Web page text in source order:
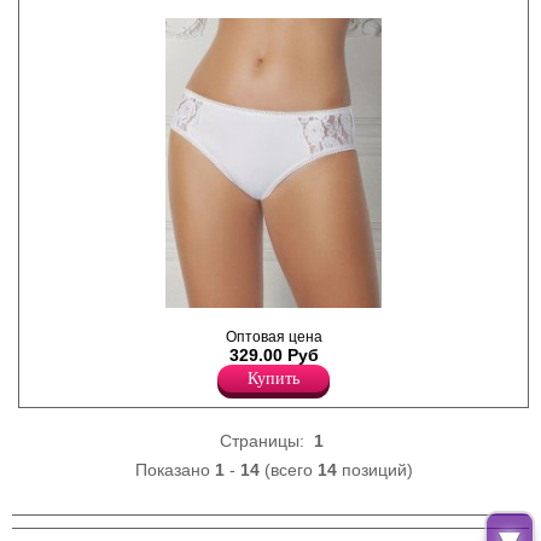
боковыми кружевными
вставками на передней
части изделия.
Лайкра 5%
Хлопок 95%
Оптовая цена
329.00 Руб
Купить
Страницы: 1
Показано 1- 14(всего 14позиций)